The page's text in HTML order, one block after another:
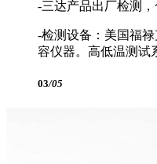
-三达产品出厂检测，
-检测设备：美国福
容仪器。高低温测试
03/05